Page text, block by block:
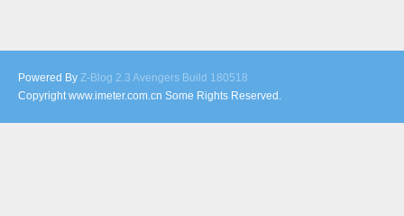
Powered By Z-Blog 2.3 Avengers Build 180518
Copyright www.imeter.com.cn Some Rights Reserved.